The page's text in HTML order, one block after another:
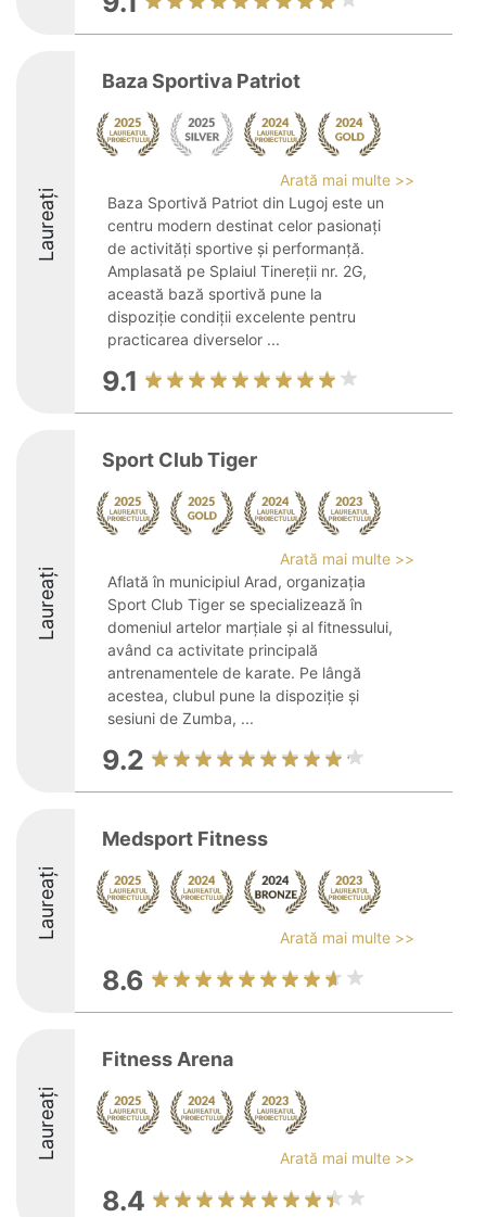
Laureați
Baza Sportiva Patriot
Arată mai multe >>
Baza Sportivă Patriot din Lugoj este un
centru modern destinat celor pasionați
de activități sportive și performanță.
Amplasată pe Splaiul Tinereții nr. 2G,
această bază sportivă pune la
dispoziție condiții excelente pentru
practicarea diverselor ...
9.1
Laureați
Sport Club Tiger
Arată mai multe >>
Aflată în municipiul Arad, organizația
Sport Club Tiger se specializează în
domeniul artelor marțiale și al fitnessului,
având ca activitate principală
antrenamentele de karate. Pe lângă
acestea, clubul pune la dispoziție și
sesiuni de Zumba, ...
9.2
Laureați
Medsport Fitness
Arată mai multe >>
8.6
Laureați
Fitness Arena
Arată mai multe >>
8.4